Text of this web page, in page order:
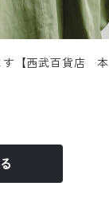
す【西武百貨店 本